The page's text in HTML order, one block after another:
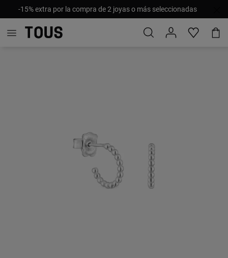
-15% extra por la compra de 2 joyas o más seleccionadas